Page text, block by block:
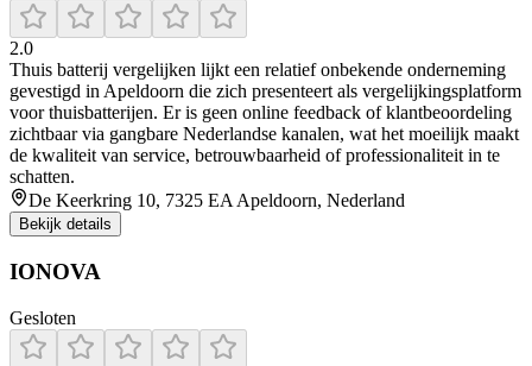
2.0
Thuis batterij vergelijken lijkt een relatief onbekende onderneming
gevestigd in Apeldoorn die zich presenteert als vergelijkingsplatform
voor thuisbatterijen. Er is geen online feedback of klantbeoordeling
zichtbaar via gangbare Nederlandse kanalen, wat het moeilijk maakt
de kwaliteit van service, betrouwbaarheid of professionaliteit in te
schatten.
De Keerkring 10, 7325 EA Apeldoorn, Nederland
Bekijk details
IONOVA
Gesloten